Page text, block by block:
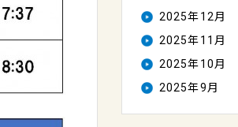
2025年12月
2025年11月
2025年10月
2025年9月